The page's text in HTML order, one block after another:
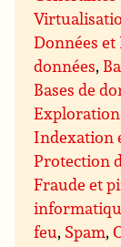
Données et
données,
Bases de
Exploration
Indexation
Protection
Fraude et
feu, Spam,